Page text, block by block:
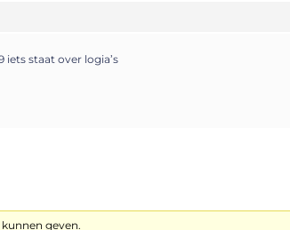
iets staat over logia’s
geven.